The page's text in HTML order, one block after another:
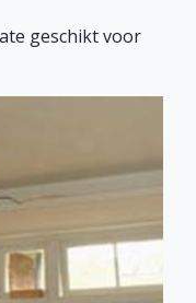
geschikt voor